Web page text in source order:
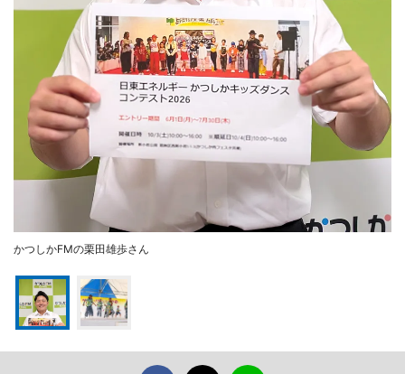
かつしかFMの栗田雄歩さん